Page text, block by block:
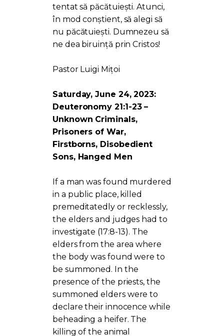
tentat să păcătuiești. Atunci,
în mod conștient, să alegi să
nu păcătuiești. Dumnezeu să
ne dea biruință prin Cristos!
Pastor Luigi Mițoi
Saturday, June 24, 2023:
Deuteronomy 21:1-23 –
Unknown Criminals,
Prisoners of War,
Firstborns, Disobedient
Sons, Hanged Men
If a man was found murdered
in a public place, killed
premeditatedly or recklessly,
the elders and judges had to
investigate (17:8-13). The
elders from the area where
the body was found were to
be summoned. In the
presence of the priests, the
summoned elders were to
declare their innocence while
beheading a heifer. The
killing of the animal